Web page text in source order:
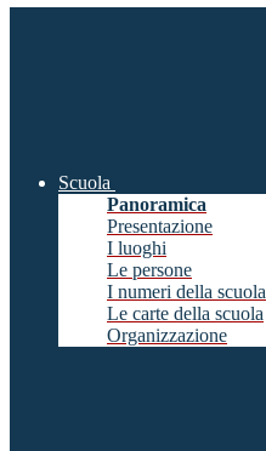
Scuola
Panoramica
Presentazione
I luoghi
Le persone
I numeri della scuola
Le carte della scuola
Organizzazione